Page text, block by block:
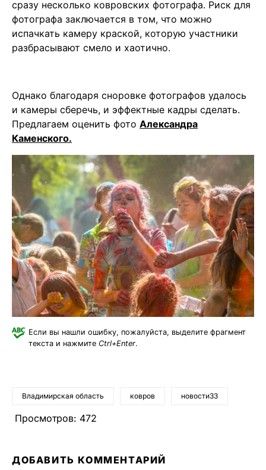
сразу несколько ковровских фотографа. Риск для
фотографа заключается в том, что можно
испачкать камеру краской, которую участники
разбрасывают смело и хаотично.
Однако благодаря сноровке фотографов удалось
и камеры сберечь, и эффектные кадры сделать.
Предлагаем оценить фото Александра
Каменского.
Если вы нашли ошибку, пожалуйста, выделите фрагмент
текста и нажмите Ctrl+Enter.
Владимирская область ковров новости33
Просмотров: 472
ДОБАВИТЬ КОММЕНТАРИЙ